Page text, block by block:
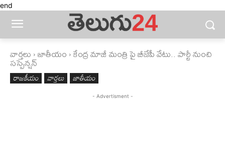
end
వార్తలు జాతీయం కేంద్ర మాజీ మంత్రి పై బీజేపీ వేటు.. పార్టీ నుంచి
సస్పెన్షన్
రాజకీయం వార్తలు జాతీయం
- Advertisment -